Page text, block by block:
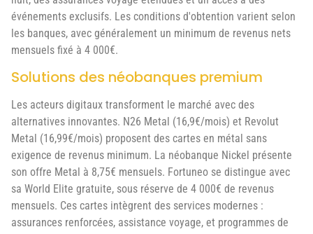
événements exclusifs. Les conditions d'obtention varient selon
les banques, avec généralement un minimum de revenus nets
mensuels fixé à 4 000€.
Solutions des néobanques premium
Les acteurs digitaux transforment le marché avec des
alternatives innovantes. N26 Metal (16,9€/mois) et Revolut
Metal (16,99€/mois) proposent des cartes en métal sans
exigence de revenus minimum. La néobanque Nickel présente
son offre Metal à 8,75€ mensuels. Fortuneo se distingue avec
sa World Elite gratuite, sous réserve de 4 000€ de revenus
mensuels. Ces cartes intègrent des services modernes :
assurances renforcées, assistance voyage, et programmes de